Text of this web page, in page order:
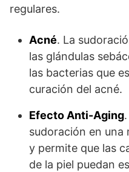
regulares.
Acné. La
las glándulas
las bacterias que
curación del acné.
Efecto Anti-Aging
sudoración en una
y permite que las
de la piel puedan